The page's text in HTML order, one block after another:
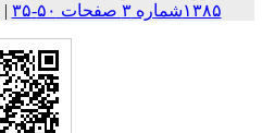
۱۳۸۵شماره ۳ صفحات ۵۰-۳۵
|